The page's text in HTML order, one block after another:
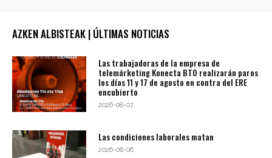
AZKEN ALBISTEAK | ÚLTIMAS NOTICIAS
Las trabajadoras de la empresa de
telemárketing Konecta BTO realizarán paros
los días 11 y 17 de agosto en contra del ERE
encubierto
2026-08-07
Las condiciones laborales matan
2026-08-06